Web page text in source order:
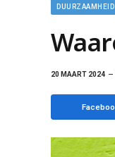
DUURZAAMHEID
20 MAART 2024